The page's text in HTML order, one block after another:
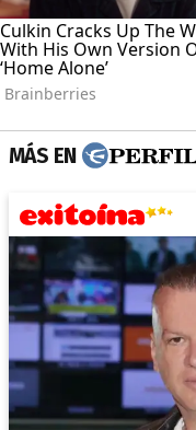
MÁS EN